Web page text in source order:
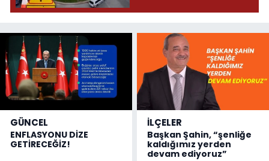
GÜNCEL
ENFLASYONU DİZE
GETİRECEĞİZ!
İLÇELER
Başkan Şahin, “şenliğe
kaldığımız yerden
devam ediyoruz”